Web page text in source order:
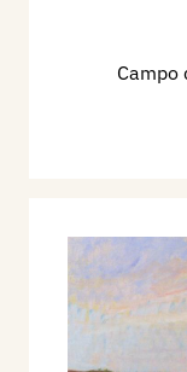
Campo